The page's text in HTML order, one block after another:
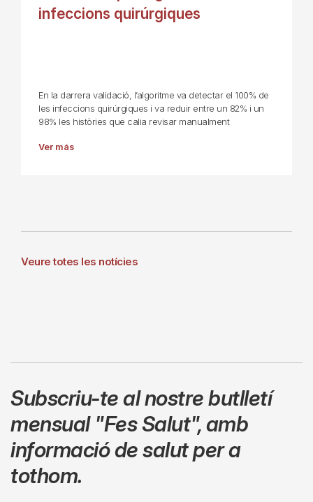
infeccions quirúrgiques
En la darrera validació, l’algoritme va detectar el 100% de
les infeccions quirúrgiques i va reduir entre un 82% i un
98% les històries que calia revisar manualment
Ver más
Veure totes les notícies
Subscriu-te al nostre butlletí
mensual "Fes Salut",amb
informació de salut per a
tothom.